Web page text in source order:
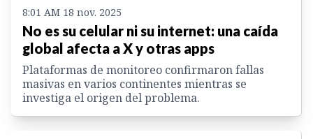
8:01 AM 18 nov. 2025
No es su celular ni su internet: una caída
global afecta a X y otras apps
Plataformas de monitoreo confirmaron fallas
masivas en varios continentes mientras se
investiga el origen del problema.